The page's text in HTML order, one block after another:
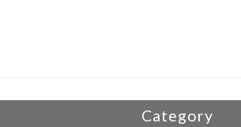
Category